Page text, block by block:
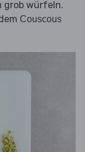
grob würfeln.
Couscous